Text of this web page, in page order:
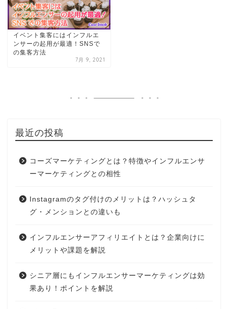
イベント集客にはインフルエ
ンサーの起用が最適！SNSで
の集客方法
7月 9, 2021
最近の投稿
コーズマーケティングとは？特徴やインフルエンサ
ーマーケティングとの相性
Instagramのタグ付けのメリットは？ハッシュタ
グ・メンションとの違いも
インフルエンサーアフィリエイトとは？企業向けに
メリットや課題を解説
シニア層にもインフルエンサーマーケティングは効
果あり！ポイントを解説